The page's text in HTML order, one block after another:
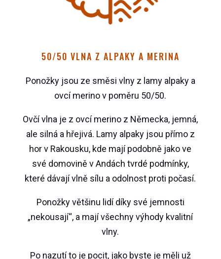
50/50 VLNA Z ALPAKY A MERINA
Ponožky jsou ze směsi vlny z lamy alpaky a
ovcí merino v poměru 50/50.
Ovčí vlna je z ovcí merino z Německa, jemná,
ale silná a hřejivá. Lamy alpaky jsou přímo z
hor v Rakousku, kde mají podobně jako ve
své domovině v Andách tvrdé podmínky,
které dávají vlně sílu a odolnost proti počasí.
Ponožky většinu lidí díky své jemnosti
„nekousají“, a mají všechny výhody kvalitní
vlny.
Po nazutí to je pocit, jako byste je měli už